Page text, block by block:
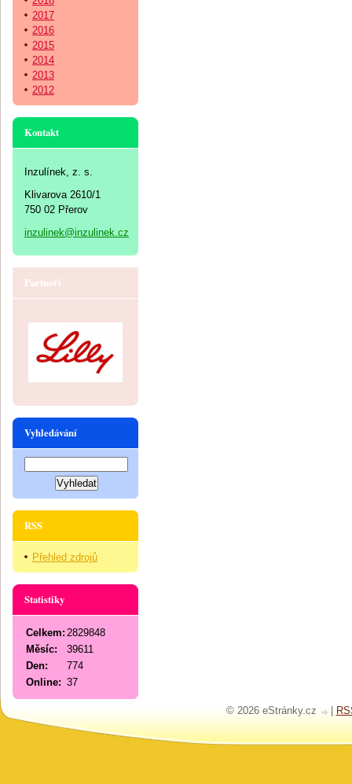
2017
2016
2015
2014
2013
2012
Kontakt
Inzulínek, z. s.
Klivarova 2610/1
750 02 Přerov
inzulinek@inzulinek.cz
Partneři
Vyhledávání
RSS
Přehled zdrojů
Statistiky
Online: 37
Celkem: 2829848
Měsíc:
39611
Den:
774
© 2026 eStránky.cz